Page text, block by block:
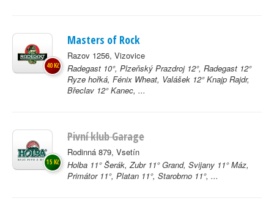
Masters of Rock
Razov 1256, Vizovice
Radegast 10°, Plzeňský Prazdroj 12°, Radegast 12°
Ryze hořká, Fénix Wheat, Valášek 12° Knajp Rajdr,
Břeclav 12° Kanec, ...
40 Kč
Pivní klub Garage
Rodinná 879, Vsetín
Holba 11° Šerák, Zubr 11° Grand, Svijany 11° Máz,
Primátor 11°, Platan 11°, Starobrno 11°, ...
15 Kč